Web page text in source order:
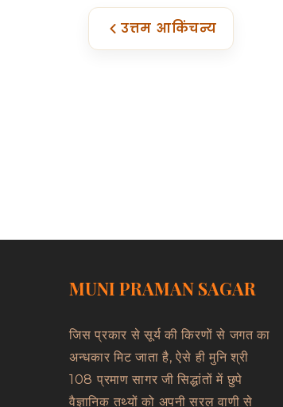
उत्तम आकिंचन्य
MUNI PRAMAN SAGAR
जिस प्रकार से सूर्य की किरणों से जगत का
अन्धकार मिट जाता है, ऐसे ही मुनि श्री
108 प्रमाण सागर जी सिद्धांतों में छुपे
वैज्ञानिक तथ्यों को अपनी सरल वाणी से